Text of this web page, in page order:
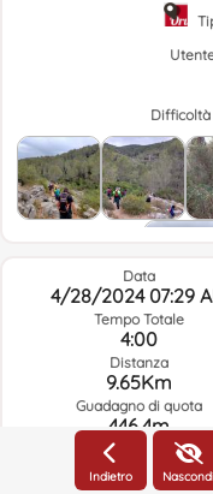
Data
4/28/2024 07:29
Tempo Totale
4:00
Distanza
9.65Km
Guadagno di quota
446.4m
Indietro Nascondi